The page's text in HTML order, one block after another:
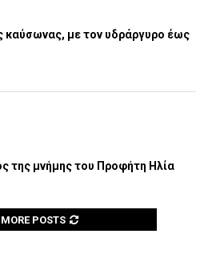
καύσωνας, με τον υδράργυρο έως
της μνήμης του Προφήτη Ηλία
POSTS